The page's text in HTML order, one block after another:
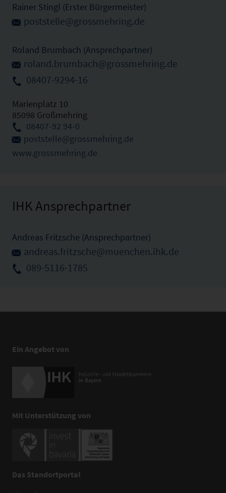
Rainer Stingl (Erster Bürgermeister)
poststelle@grossmehring.de
Roland Brumbach (Ansprechpartner)
roland.brumbach@grossmehring.de
08407-9294-16
Marienplatz 10
85098 Großmehring
08407-92 94-0
poststelle@grossmehring.de
www.grossmehring.de
IHK Ansprechpartner
Andreas Fritzsche (Ansprechpartner)
andreas.fritzsche@muenchen.ihk.de
089-5116-1785
Ein Angebot von
Mit Unterstützung von
Das Standortportal